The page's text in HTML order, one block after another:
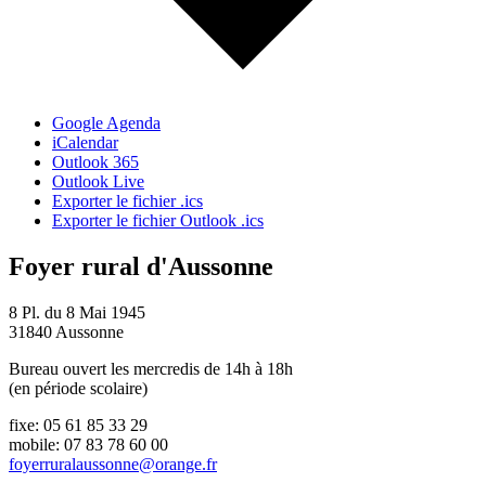
Google Agenda
iCalendar
Outlook 365
Outlook Live
Exporter le fichier .ics
Exporter le fichier Outlook .ics
Foyer rural d'Aussonne
8 Pl. du 8 Mai 1945
31840 Aussonne
Bureau ouvert les mercredis de 14h à 18h
(en période scolaire)
fixe: 05 61 85 33 29
mobile: 07 83 78 60 00
foyerruralaussonne@orange.fr